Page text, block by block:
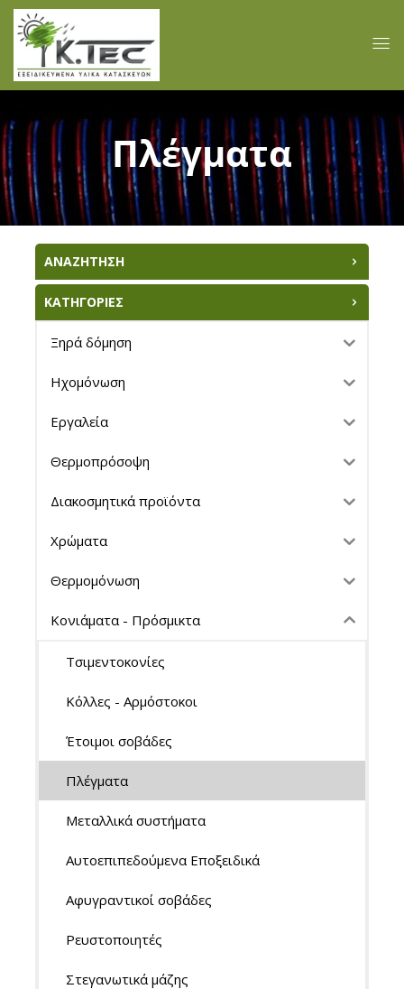
Πλέγματα
ΑΝΑΖΗΤΗΣΗ
ΚΑΤΗΓΟΡΙΕΣ
Ξηρά δόμηση
Ηχομόνωση
Εργαλεία
Θερμοπρόσοψη
Διακοσμητικά προϊόντα
Χρώματα
Θερμομόνωση
Κονιάματα - Πρόσμικτα
Τσιμεντοκονίες
Κόλλες - Αρμόστοκοι
Έτοιμοι σοβάδες
Πλέγματα
Μεταλλικά συστήματα
Αυτοεπιπεδούμενα Εποξειδικά
Αφυγραντικοί σοβάδες
Ρευστοποιητές
Στεγανωτικά μάζης